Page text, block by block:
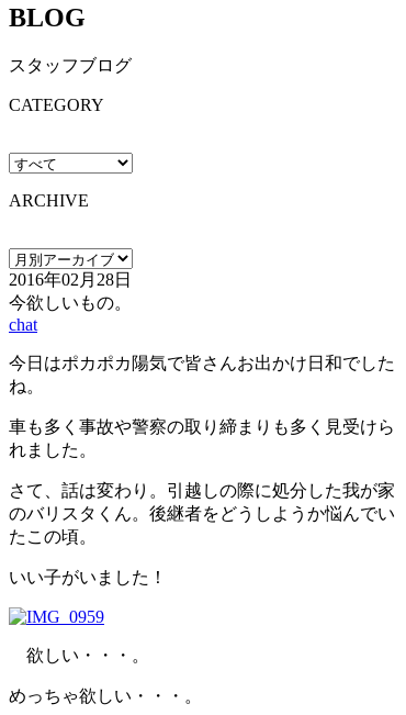
BLOG
スタッフブログ
CATEGORY
ARCHIVE
2016年02月28日
今欲しいもの。
chat
今日はポカポカ陽気で皆さんお出かけ日和でした
ね。
車も多く事故や警察の取り締まりも多く見受けら
れました。
さて、話は変わり。引越しの際に処分した我が家
のバリスタくん。後継者をどうしようか悩んでい
たこの頃。
いい子がいました！
欲しい・・・。
めっちゃ欲しい・・・。